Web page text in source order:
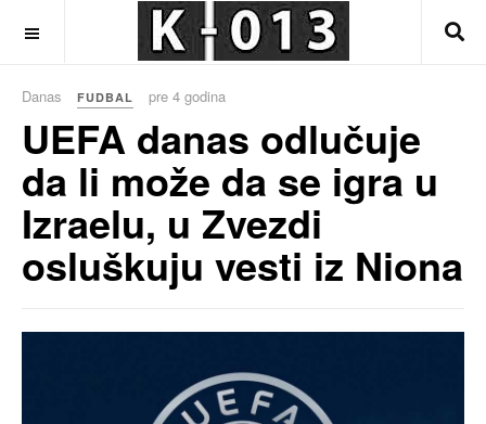
Danas FUDBAL pre 4 godina
UEFA danas odlučuje
da li može da se igra u
Izraelu, u Zvezdi
osluškuju vesti iz Niona